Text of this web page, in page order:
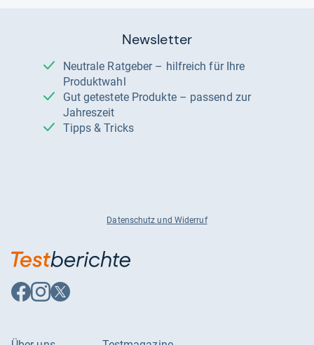
Newsletter
Neutrale Ratgeber – hilfreich für Ihre
Produktwahl
Gut getestete Produkte – passend zur
Jahreszeit
Tipps & Tricks
Datenschutz und Widerruf
Auf
Facebook
Auf
Instagram
Auf
X